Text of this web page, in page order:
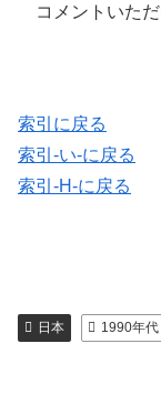
コメントいただ
索引に戻る
索引-い-に戻る
索引-H-に戻る
日本 1990年代